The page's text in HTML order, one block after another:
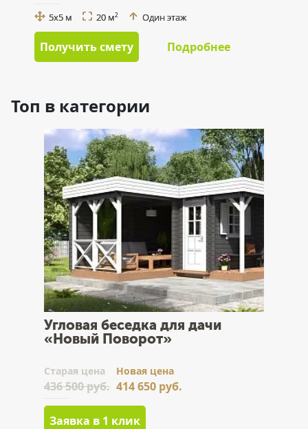
5х5 м 20 м2 Один этаж
Получить смету Подробнее
Топ в категории
Угловая беседка для дачи
«Новый Поворот»
Cтарая цена
436 500 руб.
Новая цена
414 650 руб.
Заявка в 1 клик